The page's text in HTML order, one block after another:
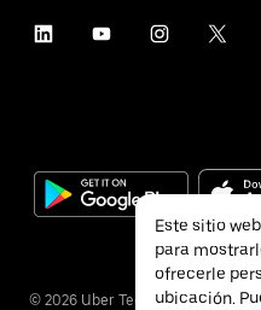
© 2026 Uber Technologies Inc.
Este sitio
para
ofrecerle
ubicación.